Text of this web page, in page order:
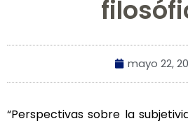
mayo 22,
“Perspectivas sobre la